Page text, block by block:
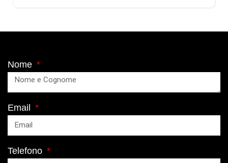
Nome
Email
Telefono